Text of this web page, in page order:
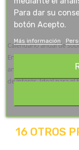
Calendario anual de
Encuadernado con
anterior y posterior en
de interés. Ideal para el
16 OTROS
Para dar su
botón Acepto.
Más información